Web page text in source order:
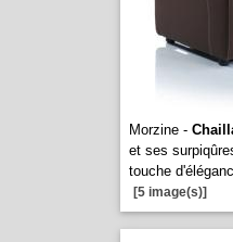
Morzine -
et ses
touche
[5 image(s)]